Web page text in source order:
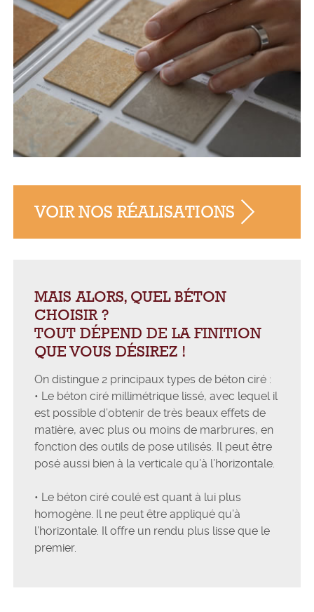
VOIR NOS RÉALISATIONS
MAIS ALORS, QUEL BÉTON
CHOISIR ?
TOUT DÉPEND DE LA FINITION
QUE VOUS DÉSIREZ !
On distingue 2 principaux types de béton ciré :
• Le béton ciré millimétrique lissé, avec lequel il
est possible d’obtenir de très beaux effets de
matière, avec plus ou moins de marbrures, en
fonction des outils de pose utilisés. Il peut être
posé aussi bien à la verticale qu’à l’horizontale.
• Le béton ciré coulé est quant à lui plus
homogène. Il ne peut être appliqué qu’à
l’horizontale. Il offre un rendu plus lisse que le
premier.